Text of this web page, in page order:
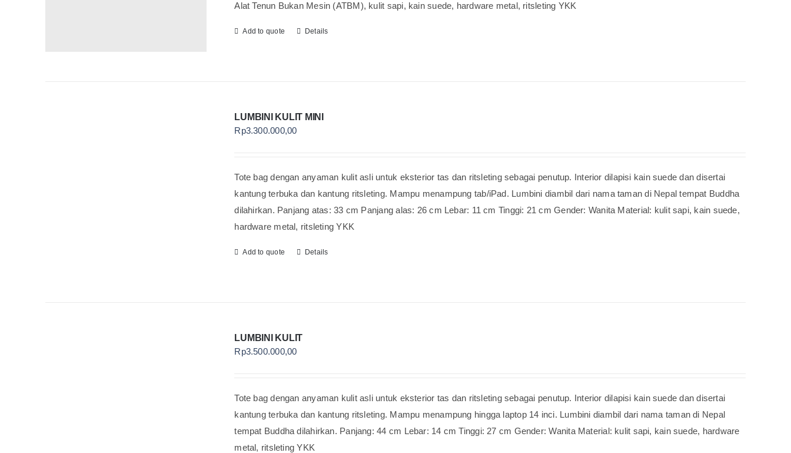
Alat Tenun Bukan Mesin (ATBM), kulit sapi, kain suede, hardware metal, ritsleting YKK
Add to quote Details
LUMBINI KULIT MINI
Rp3.300.000,00
Tote bag dengan anyaman kulit asli untuk eksterior tas dan ritsleting sebagai penutup. Interior dilapisi kain suede dan disertai
kantung terbuka dan kantung ritsleting. Mampu menampung tab/iPad. Lumbini diambil dari nama taman di Nepal tempat Buddha
dilahirkan. Panjang atas: 33 cm Panjang alas: 26 cm Lebar: 11 cm Tinggi: 21 cm Gender: Wanita Material: kulit sapi, kain suede,
hardware metal, ritsleting YKK
Add to quote Details
LUMBINI KULIT
Rp3.500.000,00
Tote bag dengan anyaman kulit asli untuk eksterior tas dan ritsleting sebagai penutup. Interior dilapisi kain suede dan disertai
kantung terbuka dan kantung ritsleting. Mampu menampung hingga laptop 14 inci. Lumbini diambil dari nama taman di Nepal
tempat Buddha dilahirkan. Panjang: 44 cm Lebar: 14 cm Tinggi: 27 cm Gender: Wanita Material: kulit sapi, kain suede, hardware
metal, ritsleting YKK